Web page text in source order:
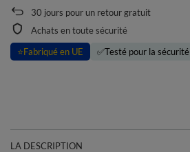
30 jours pour un retour gratuit
Achats en toute sécurité
⭐Fabriqué en UE ✅Testé pour la sécurité
LA DESCRIPTION